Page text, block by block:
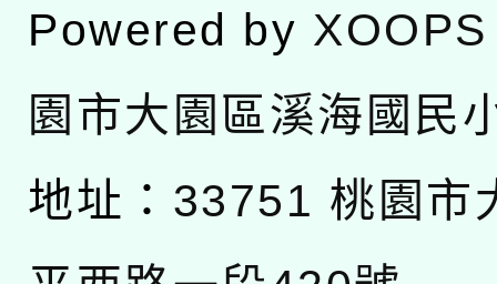
Powered by XOOPS
園市大園區溪海國民
地址： 33751 桃園市